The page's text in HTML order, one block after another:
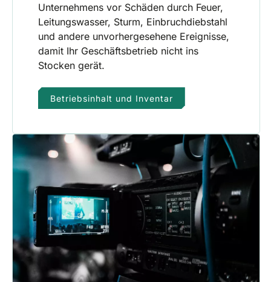
Unternehmens vor Schäden durch Feuer,
Leitungswasser, Sturm, Einbruchdiebstahl
und andere unvorhergesehene Ereignisse,
damit Ihr Geschäftsbetrieb nicht ins
Stocken gerät.
Betriebsinhalt und Inventar